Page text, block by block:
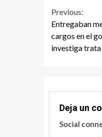
Previous:
Entregaban
cargos en el
investiga trata
Deja un
Social